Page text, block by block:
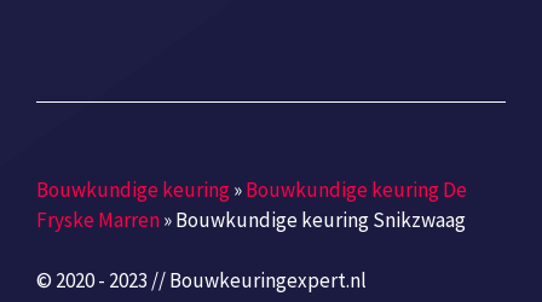
Bouwkundige keuring»Bouwkundige keuring De
Fryske Marren»Bouwkundige keuring Snikzwaag
© 2020 - 2023 // Bouwkeuringexpert.nl